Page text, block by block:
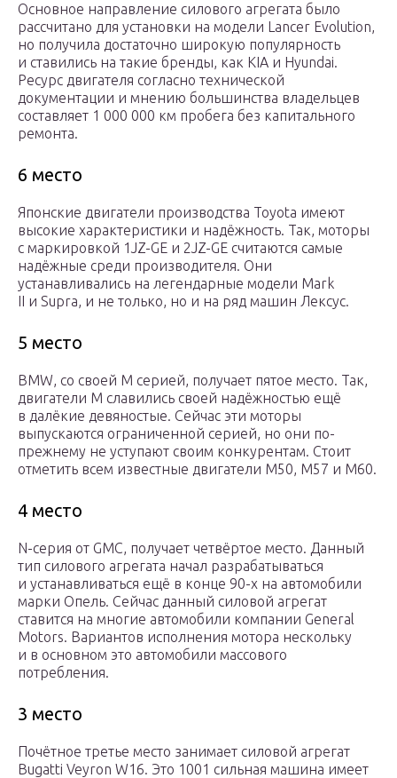
Основное направление силового агрегата было
рассчитано для установки на модели Lancer Evolution,
но получила достаточно широкую популярность
и ставились на такие бренды, как KIA и Hyundai.
Ресурс двигателя согласно технической
документации и мнению большинства владельцев
составляет 1 000 000 км пробега без капитального
ремонта.
6 место
Японские двигатели производства Toyota имеют
высокие характеристики и надёжность. Так, моторы
с маркировкой 1JZ-GE и 2JZ-GE считаются самые
надёжные среди производителя. Они
устанавливались на легендарные модели Mark
II и Supra, и не только, но и на ряд машин Лексус.
5 место
BMW, со своей М серией, получает пятое место. Так,
двигатели М славились своей надёжностью ещё
в далёкие девяностые. Сейчас эти моторы
выпускаются ограниченной серией, но они по-
прежнему не уступают своим конкурентам. Стоит
отметить всем известные двигатели М50, М57 и М60.
4 место
N-серия от GMC, получает четвёртое место. Данный
тип силового агрегата начал разрабатываться
и устанавливаться ещё в конце 90-х на автомобили
марки Опель. Сейчас данный силовой агрегат
ставится на многие автомобили компании General
Motors. Вариантов исполнения мотора нескольку
и в основном это автомобили массового
потребления.
3 место
Почётное третье место занимает силовой агрегат
Bugatti Veyron W16. Это 1001 сильная машина имеет